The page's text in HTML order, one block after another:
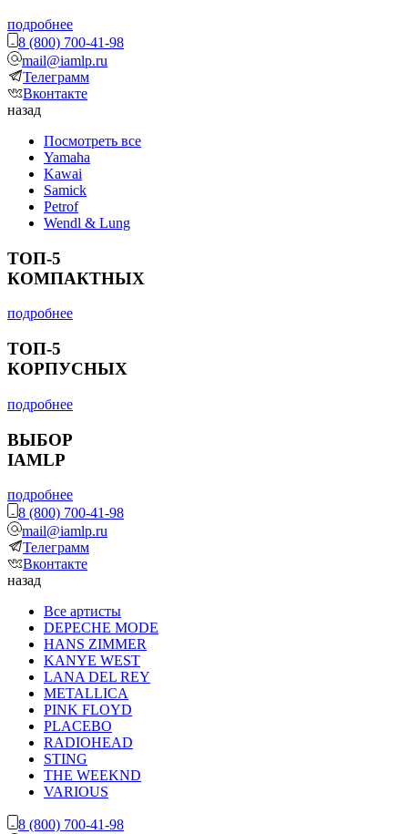
подробнее
8 (800) 700-41-98
mail@iamlp.ru
Телеграмм
Вконтакте
назад
Посмотреть все
Yamaha
Kawai
Samick
Petrof
Wendl & Lung
ТОП-5
КОМПАКТНЫХ
подробнее
ТОП-5
КОРПУСНЫХ
подробнее
ВЫБОР
IAMLP
подробнее
8 (800) 700-41-98
mail@iamlp.ru
Телеграмм
Вконтакте
назад
Все артисты
DEPECHE MODE
HANS ZIMMER
KANYE WEST
LANA DEL REY
METALLICA
PINK FLOYD
PLACEBO
RADIOHEAD
STING
THE WEEKND
VARIOUS
8 (800) 700-41-98